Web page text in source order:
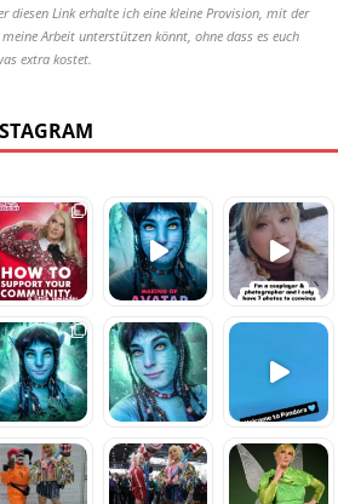
diesen Link erhalte ich eine kleine Provision, mit der
Arbeit unterstützen könnt, ohne dass es euch
extra kostet.